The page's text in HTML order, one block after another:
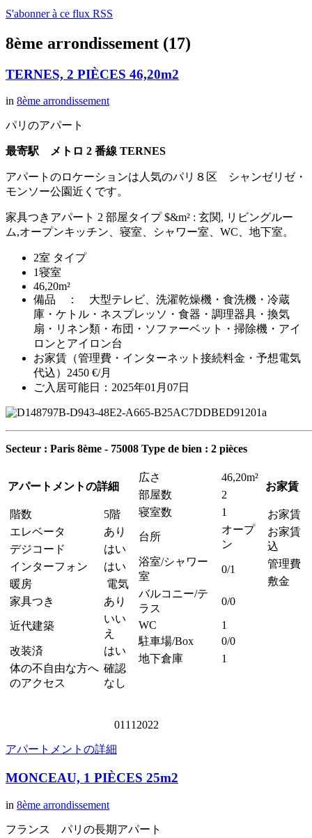
S'abonner à ce flux RSS
8ème arrondissement (17)
TERNES, 2 PIÈCES 46,20m2
in 8ème arrondissement
パリのアパート
最寄駅 メトロ 2 番線 TERNES
アパートのロケーションは人気のパリ８区 シャンゼリゼ・
モンソー公園近くです。
家具つきアパート 2 部屋タイプ $&m² : 玄関, リビングルー
ム,オープンキッチン、寝室、シャワー室、WC、地下室。
2室 タイプ
1寝室
46,20m²
備品 ： 大型テレビ、洗濯乾燥機・食洗機・冷蔵
庫・ケトル・ネスプレッソ・食器・調理器具・換気
扇・リネン類・布団・ソファーベット・掃除機・アイ
ロンとアイロン台
お家賃（管理費・インターネット接続料金・予想電気
代込）2450 €/月
ご入居可能日：2025年01月07日
Secteur : Paris 8ème - 75008 Type de bien : 2 pièces
アパートメントの詳細
階数
5階
エレベータ
あり
デジコード
はい
インターフォン
はい
暖房
電気
家具つき
あり
近代建築
いい
え
改装済
はい
体の不自由な方へ
のアクセス
確認
なし
広さ
46,20m²
部屋数
2
寝室数
1
台所
オープ
ン
浴室/シャワー
室
0/1
バルコニー/テ
ラス
0/0
WC
1
駐車場/Box
0/0
地下倉庫
1
お家賃
お家賃
お家賃
込
管理費
敷金
01112022
アパートメントの詳細
MONCEAU, 1 PIÈCES 25m2
in 8ème arrondissement
フランス パリの長期アパート